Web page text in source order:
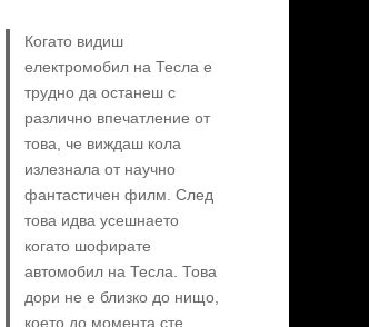
Когато видиш
електромобил на Тесла е
трудно да останеш с
различно впечатление от
това, че виждаш кола
излезнала от научно
фантастичен филм. След
това идва усешнаето
когато шофирате
автомобил на Тесла. Това
дори не е близко до нищо,
което до момента сте